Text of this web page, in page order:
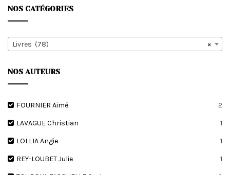
NOS CATÉGORIES
×
Livres (78)
NOS AUTEURS
FOURNIER Aimé 2
LAVAGUE Christian 1
LOLLIA Angie 1
REY-LOUBET Julie 1